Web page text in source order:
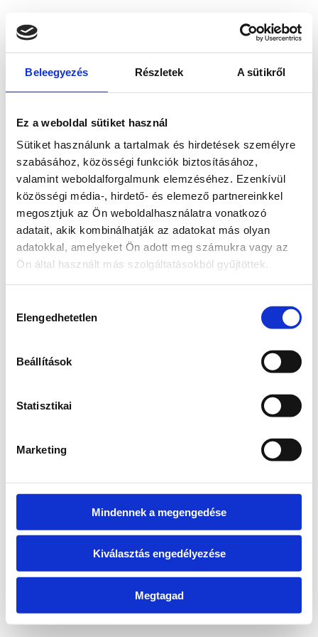
Beleegyezés Részletek A sütikről
Ez a weboldal sütiket használ
Sütiket használunk a tartalmak és hirdetések személyre
szabásához, közösségi funkciók biztosításához,
valamint weboldalforgalmunk elemzéséhez. Ezenkívül
közösségi média-, hirdető- és elemező partnereinkkel
megosztjuk az Ön weboldalhasználatra vonatkozó
adatait, akik kombinálhatják az adatokat más olyan
adatokkal, amelyeket Ön adott meg számukra vagy az
Ön által használt más szolgáltatásokból gyűjtöttek.
kiválasztása
Elengedhetetlen
Beállítások
Statisztikai
Marketing
Mindennek a megengedése
Kiválasztás engedélyezése
Megtagad
loadingwww.bicapp.hu
(see the browser console for more